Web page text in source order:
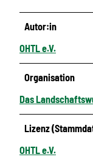
Autor:in
OHTL e.V.
Organisation
Das
Lizenz
OHTL e.V.